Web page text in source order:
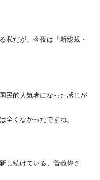
私だが、今夜は「新総裁・
民的人気者になった感じが
全くなかったですね。
し続けている、菅義偉さ